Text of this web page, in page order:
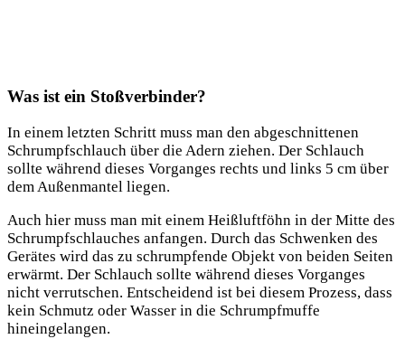
Was ist ein Stoßverbinder?
In einem letzten Schritt muss man den abgeschnittenen
Schrumpfschlauch über die Adern ziehen. Der Schlauch
sollte während dieses Vorganges rechts und links 5 cm über
dem Außenmantel liegen.
Auch hier muss man mit einem Heißluftföhn in der Mitte des
Schrumpfschlauches anfangen. Durch das Schwenken des
Gerätes wird das zu schrumpfende Objekt von beiden Seiten
erwärmt. Der Schlauch sollte während dieses Vorganges
nicht verrutschen. Entscheidend ist bei diesem Prozess, dass
kein Schmutz oder Wasser in die Schrumpfmuffe
hineingelangen.